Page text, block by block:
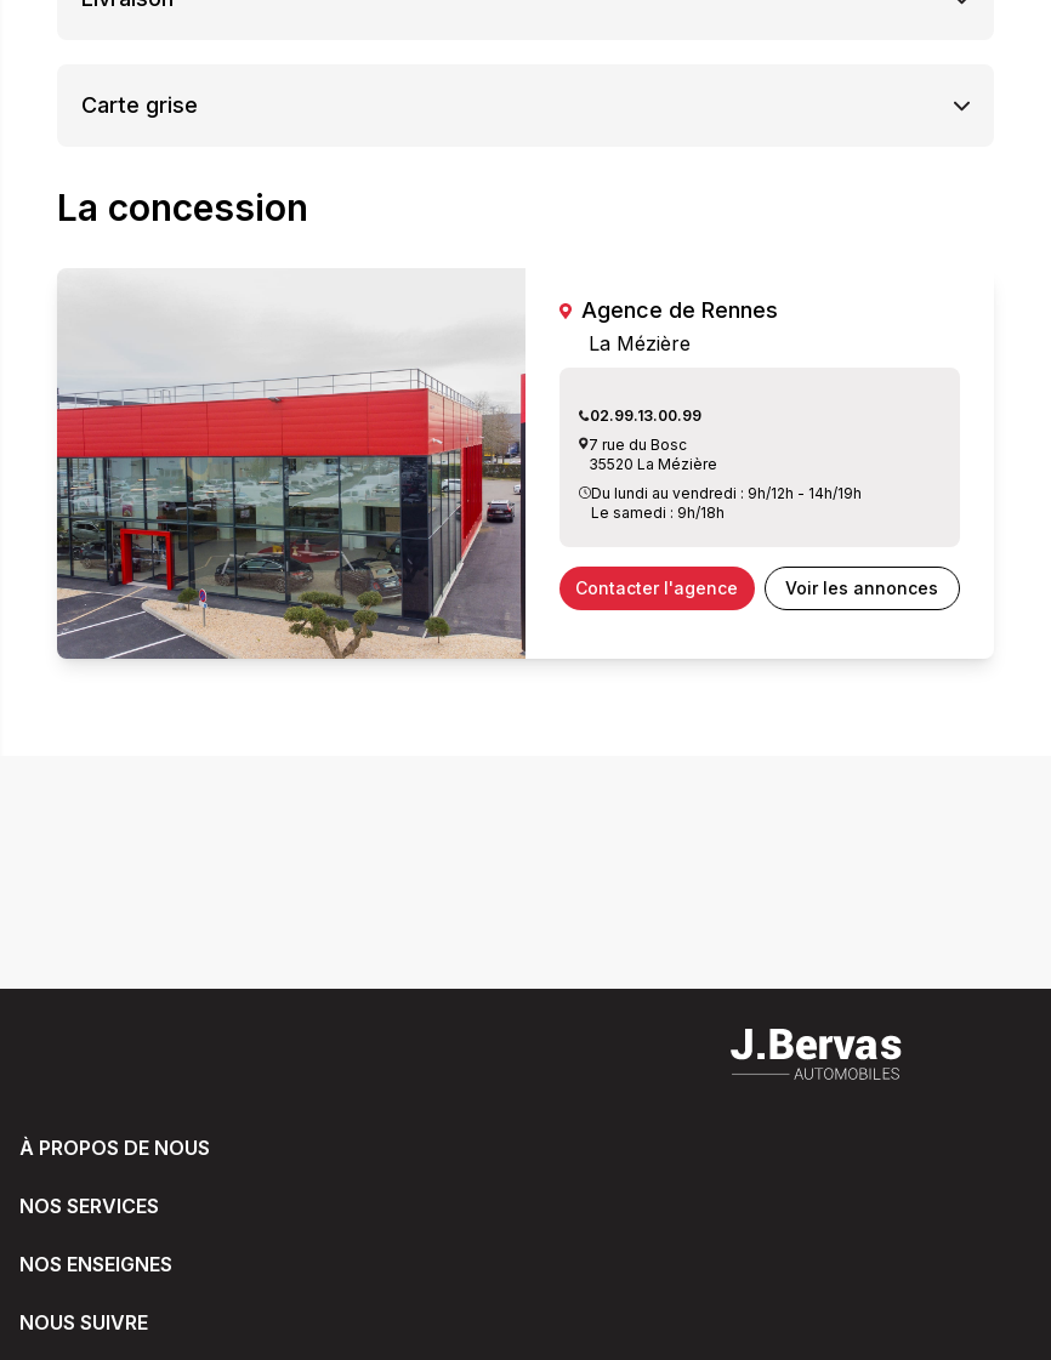
Carte grise
La concession
Agence de Rennes
La Mézière
02.99.13.00.99
7 rue du Bosc
35520 La Mézière
Du lundi au vendredi : 9h/12h - 14h/19h
Le samedi : 9h/18h
Contacter l'agence Voir les annonces
À PROPOS DE NOUS
NOS SERVICES
NOS ENSEIGNES
NOUS SUIVRE